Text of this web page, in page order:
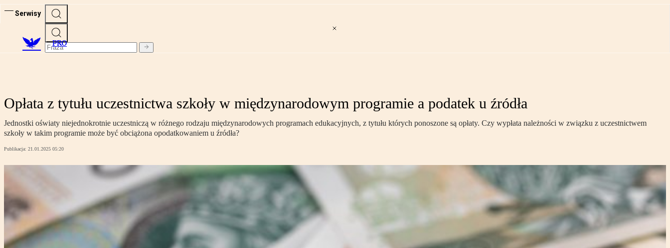
Serwisy
PRO
Opłata z tytułu uczestnictwa szkoły w międzynarodowym programie a podatek u źródła
Jednostki oświaty niejednokrotnie uczestniczą w różnego rodzaju międzynarodowych programach edukacyjnych, z tytułu których ponoszone są opłaty. Czy wypłata należności w związku z uczestnictwem
szkoły w takim programie może być obciążona opodatkowaniem u źródła?
Publikacja: 21.01.2025 05:20